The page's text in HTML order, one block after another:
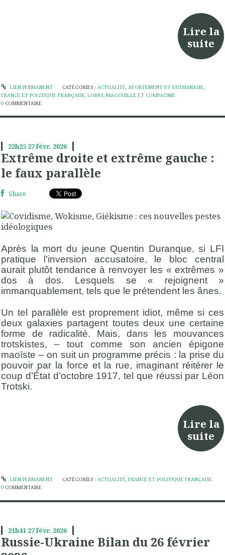
Lire la
suite
LIEN PERMANENT CATÉGORIES : ACTUALITÉ, AVORTEMENT ET EUTHANASIE,
FRANCE ET POLITIQUE FRANÇAISE, LOBBY, MAGOUILLE ET COMPAGNIE
0 COMMENTAIRE
22h25 27févr. 2026
Extrême droite et extrême gauche :
le faux parallèle
Share
Après la mort du jeune Quentin Duranque, si LFI
pratique l’inversion accusatoire, le bloc central
aurait plutôt tendance à renvoyer les « extrêmes »
dos à dos. Lesquels se « rejoignent »
immanquablement, tels que le prétendent les ânes.
Un tel parallèle est proprement idiot, même si ces
deux galaxies partagent toutes deux une certaine
forme de radicalité. Mais, dans les mouvances
trotskistes, – tout comme son ancien épigone
maoïste – on suit un programme précis : la prise du
pouvoir par la force et la rue, imaginant réitérer le
coup d’État d’octobre 1917, tel que réussi par Léon
Trotski.
Lire la
suite
LIEN PERMANENT CATÉGORIES : ACTUALITÉ, FRANCE ET POLITIQUE FRANÇAISE
0 COMMENTAIRE
21h41 27févr. 2026
Russie-Ukraine Bilan du 26 février